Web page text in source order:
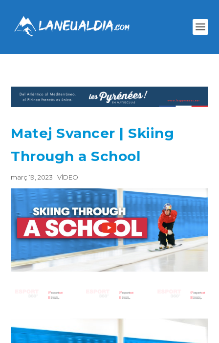
Matej Svancer | Skiing
Through a School
març 19, 2023 |VÍDEO